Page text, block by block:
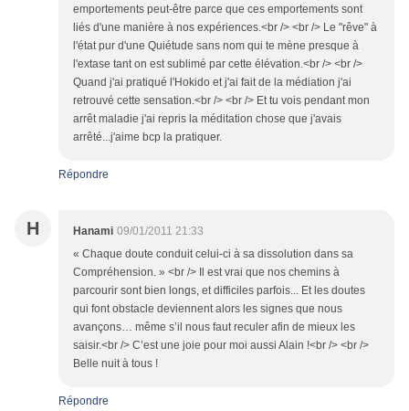
emportements peut-être parce que ces emportements sont
liés d'une manière à nos expériences.<br /> <br /> Le "rêve" à
l'état pur d'une Quiétude sans nom qui te mène presque à
l'extase tant on est sublimé par cette élévation.<br /> <br />
Quand j'ai pratiqué l'Hokido et j'ai fait de la médiation j'ai
retrouvé cette sensation.<br /> <br /> Et tu vois pendant mon
arrêt maladie j'ai repris la méditation chose que j'avais
arrêté...j'aime bcp la pratiquer.
Répondre
H Hanami 09/01/2011 21:33
« Chaque doute conduit celui-ci à sa dissolution dans sa
Compréhension. » <br /> Il est vrai que nos chemins à
parcourir sont bien longs, et difficiles parfois... Et les doutes
qui font obstacle deviennent alors les signes que nous
avançons… même s’il nous faut reculer afin de mieux les
saisir.<br /> C’est une joie pour moi aussi Alain !<br /> <br />
Belle nuit à tous !
Répondre